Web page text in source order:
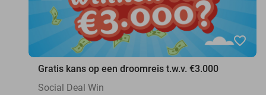
favorite_border
Gratis kans op een droomreis t.w.v. €3.000
Social Deal Win